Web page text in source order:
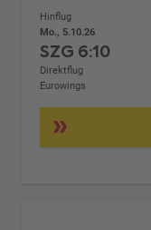
Hinflug
Mo., 5.10.26
SZG 6:10
Direktflug
Eurowings